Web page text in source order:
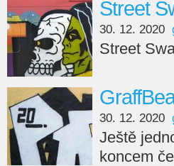
Street
30. 12. 2020
Street
30. 12. 2020
Ještě
koncem